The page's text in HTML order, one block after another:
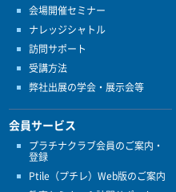
会場開催セミナー
ナレッジシャトル
訪問サポート
受講方法
弊社出展の学会・展示会等
会員サービス
プラチナクラブ会員のご案内・
登録
Ptile（プチレ）Web版のご案内